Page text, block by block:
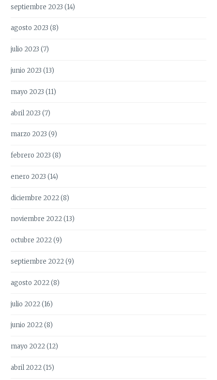
septiembre 2023 (14)
agosto 2023 (8)
julio 2023 (7)
junio 2023 (13)
mayo 2023 (11)
abril 2023 (7)
marzo 2023 (9)
febrero 2023 (8)
enero 2023 (14)
diciembre 2022(8)
noviembre 2022(13)
octubre 2022(9)
septiembre 2022(9)
agosto 2022(8)
julio 2022(16)
junio 2022(8)
mayo 2022(12)
abril 2022(15)